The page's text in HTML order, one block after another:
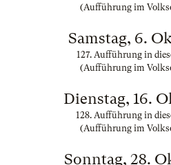
(Aufführung im
Samstag, 6.
127. Aufführung in
(Aufführung im
Dienstag, 16.
128. Aufführung in
(Aufführung im
Sonntag, 28.